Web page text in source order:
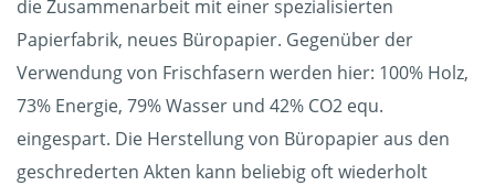
die Zusammenarbeit mit einer spezialisierten
Papierfabrik, neues Büropapier. Gegenüber der
Verwendung von Frischfasern werden hier: 100% Holz,
73% Energie, 79% Wasser und 42% CO2 equ.
eingespart. Die Herstellung von Büropapier aus den
geschrederten Akten kann beliebig oft wiederholt